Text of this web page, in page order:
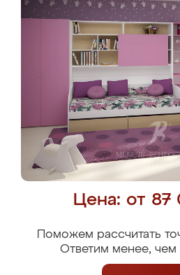
Цена: от 87
Поможем рассчитать
Ответим менее, чем